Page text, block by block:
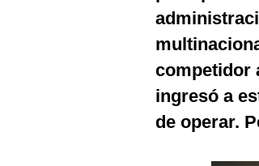
competidor
ingresó a
de operar.